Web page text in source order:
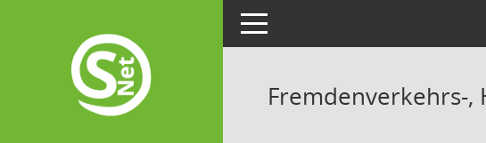
Toggle navigation
Fremdenverkehrs-,